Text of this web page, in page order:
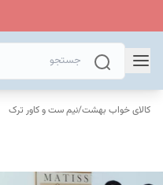
کالای خواب بهشت/نیم ست و کاور ترک